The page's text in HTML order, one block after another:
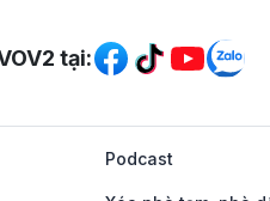
xã hội
tại:
Podcast